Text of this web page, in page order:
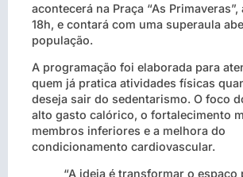
acontecerá na Praça “As
18h, e contará com uma superaula
população.
A programação foi elaborada para
quem já pratica atividades físicas
deseja sair do sedentarismo. O foco
alto gasto calórico, o fortalecimento
membros inferiores e a melhora do
condicionamento cardiovascular.
“A ideia é transformar o espaço